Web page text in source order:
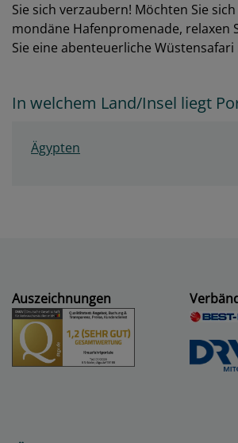
Sie sich verzaubern! Möchten Sie
mondäne Hafenpromenade, relaxen
Sie eine abenteuerliche
In welchem Land/Insel liegt
Ägypten
Auszeichnungen